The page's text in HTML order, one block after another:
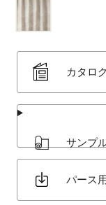
ラ
材
な
ど
扱
カタロ
サンプ
パース